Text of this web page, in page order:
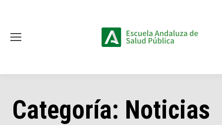
Categoría: Noticias